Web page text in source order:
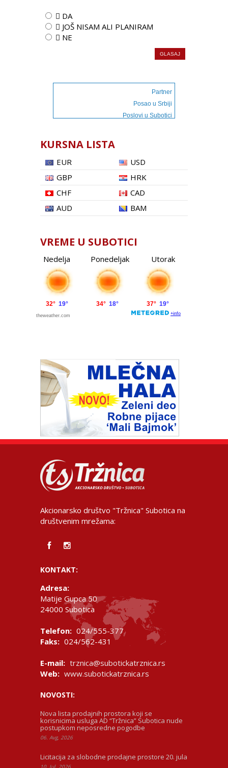
 DA
 JOŠ NISAM ALI PLANIRAM
 NE
Partner
Posao u Srbiji
Poslovi u Subotici
KURSNA LISTA
EUR
USD
GBP
HRK
CHF
CAD
AUD
BAM
VREME U SUBOTICI
Nedelja Ponedeljak Utorak
Akcionarsko društvo "Tržnica" Subotica na
društvenim mrežama:
KONTAKT:
Adresa:
Matije Gupca 50
24000 Subotica
Telefon: 024/555-377
Faks: 024/562-431
E-mail: trznica@subotickatrznica.rs
Web: www.subotickatrznica.rs
NOVOSTI:
Nova lista prodajnih prostora koji se
korisnicima usluga AD “Tržnica” Subotica nude
postupkom neposredne pogodbe
06. Avg, 2026
Licitacija za slobodne prodajne prostore 20. jula
10. Jul, 2026